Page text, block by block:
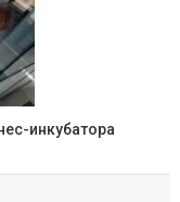
инкубатора